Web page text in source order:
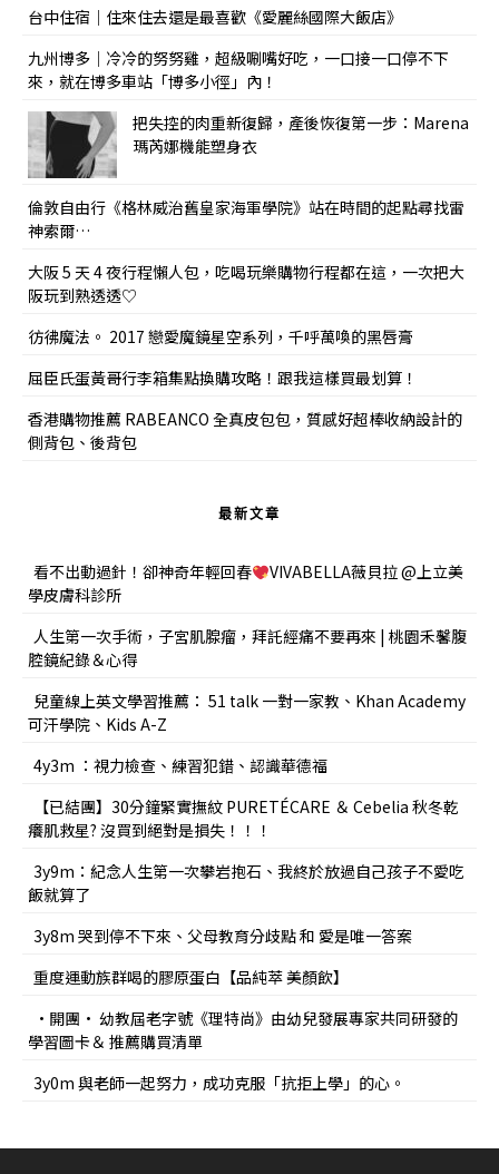
台中住宿｜住來住去還是最喜歡《愛麗絲國際大飯店》
九州博多｜冷冷的努努雞，超級唰嘴好吃，一口接一口停不下
來，就在博多車站「博多小徑」內！
把失控的肉重新復歸，產後恢復第一步：Marena
瑪芮娜機能塑身衣
倫敦自由行《格林威治舊皇家海軍學院》站在時間的起點尋找雷
神索爾…
大阪 5 天 4 夜行程懶人包，吃喝玩樂購物行程都在這，一次把大
阪玩到熟透透♡
彷彿魔法。 2017 戀愛魔鏡星空系列，千呼萬喚的黑唇膏
屈臣氏蛋黃哥行李箱集點換購攻略！跟我這樣買最划算！
香港購物推薦 RABEANCO 全真皮包包，質感好超棒收納設計的
側背包、後背包
最新文章
看不出動過針！卻神奇年輕回春
VIVABELLA薇貝拉 @上立美
學皮膚科診所
人生第一次手術，子宮肌腺瘤，拜託經痛不要再來 | 桃園禾馨腹
腔鏡紀錄＆心得
兒童線上英文學習推薦： 51 talk 一對一家教、Khan Academy
可汗學院、Kids A-Z
4y3m ：視力檢查、練習犯錯、認識華德福
【已結團】30分鐘緊實撫紋 PURETÉCARE ＆ Cebelia 秋冬乾
癢肌救星? 沒買到絕對是損失！！！
3y9m：紀念人生第一次攀岩抱石、我終於放過自己孩子不愛吃
飯就算了
3y8m 哭到停不下來、父母教育分歧點 和 愛是唯一答案
重度運動族群喝的膠原蛋白【品純萃 美顏飲】
•開團• 幼教屆老字號《理特尚》由幼兒發展專家共同研發的
學習圖卡＆ 推薦購買清單
3y0m 與老師一起努力，成功克服「抗拒上學」的心。